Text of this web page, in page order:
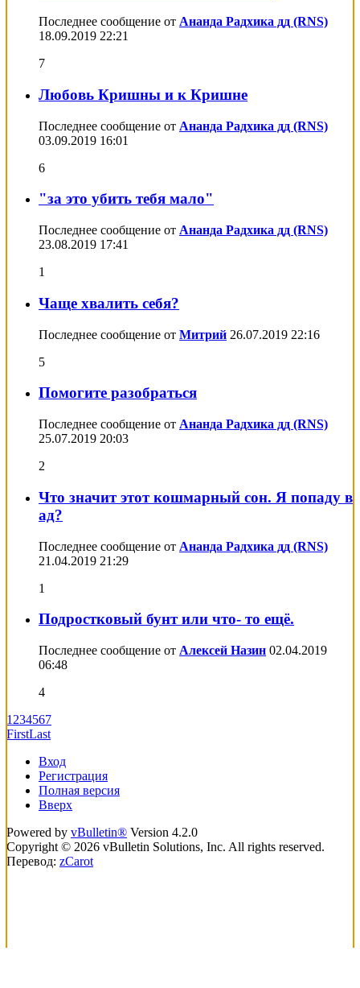
Последнее сообщение от Ананда Радхика дд (RNS)
18.09.2019 22:21
7
Любовь Кришны и к Кришне
Последнее сообщение от Ананда Радхика дд (RNS)
03.09.2019 16:01
6
"за это убить тебя мало"
Последнее сообщение от Ананда Радхика дд (RNS)
23.08.2019 17:41
1
Чаще хвалить себя?
Последнее сообщение от Митрий 26.07.2019 22:16
5
Помогите разобраться
Последнее сообщение от Ананда Радхика дд (RNS)
25.07.2019 20:03
2
Что значит этот кошмарный сон. Я попаду в
ад?
Последнее сообщение от Ананда Радхика дд (RNS)
21.04.2019 21:29
1
Подростковый бунт или что- то ещё.
Последнее сообщение от Алексей Назин 02.04.2019
06:48
4
1 234567
FirstLast
Вход
Регистрация
Полная версия
Вверх
Powered by vBulletin® Version 4.2.0
Copyright © 2026 vBulletin Solutions, Inc. All rights reserved.
Перевод: zCarot